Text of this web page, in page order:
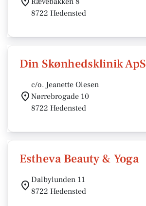
8722 Hedensted
Din Skønhedsklinik ApS
c/o. Jeanette Olesen
Nørrebrogade 10
8722 Hedensted
Estheva Beauty & Yoga
Dalbylunden 11
8722 Hedensted